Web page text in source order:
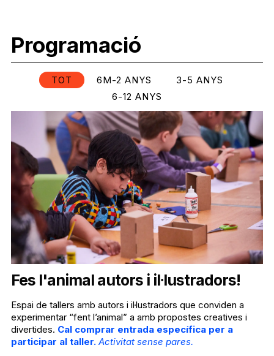
Programació
TOT 6M-2 ANYS
3-5 ANYS
6-12 ANYS
Fes l'animal autors i il·lustradors!
Espai de tallers amb autors i il·lustradors que conviden a
experimentar “fent l’animal” a amb propostes creatives i
divertides. Cal comprar entrada específica per a
participar al taller. Activitat sense pares.